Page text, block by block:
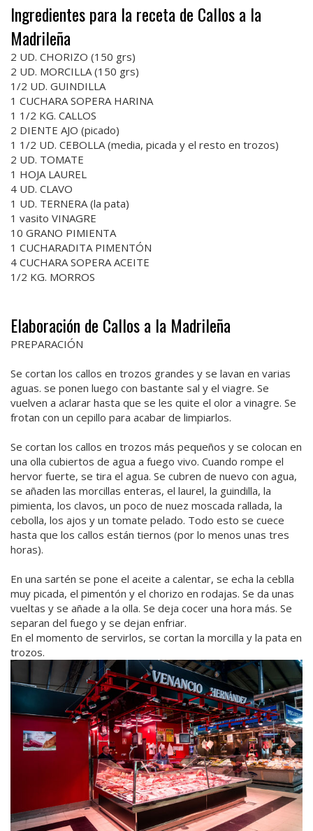
Ingredientes para la receta de Callos a la
Madrileña
2 UD. CHORIZO (150 grs)
2 UD. MORCILLA (150 grs)
1/2 UD. GUINDILLA
1 CUCHARA SOPERA HARINA
1 1/2 KG. CALLOS
2 DIENTE AJO (picado)
1 1/2 UD. CEBOLLA (media, picada y el resto en trozos)
2 UD. TOMATE
1 HOJA LAUREL
4 UD. CLAVO
1 UD. TERNERA (la pata)
1 vasito VINAGRE
10 GRANO PIMIENTA
1 CUCHARADITA PIMENTÓN
4 CUCHARA SOPERA ACEITE
1/2 KG. MORROS
Elaboración de Callos a la Madrileña
PREPARACIÓN
Se cortan los callos en trozos grandes y se lavan en varias
aguas. se ponen luego con bastante sal y el viagre. Se
vuelven a aclarar hasta que se les quite el olor a vinagre. Se
frotan con un cepillo para acabar de limpiarlos.
Se cortan los callos en trozos más pequeños y se colocan en
una olla cubiertos de agua a fuego vivo. Cuando rompe el
hervor fuerte, se tira el agua. Se cubren de nuevo con agua,
se añaden las morcillas enteras, el laurel, la guindilla, la
pimienta, los clavos, un poco de nuez moscada rallada, la
cebolla, los ajos y un tomate pelado. Todo esto se cuece
hasta que los callos están tiernos (por lo menos unas tres
horas).
En una sartén se pone el aceite a calentar, se echa la ceblla
muy picada, el pimentón y el chorizo en rodajas. Se da unas
vueltas y se añade a la olla. Se deja cocer una hora más. Se
separan del fuego y se dejan enfriar.
En el momento de servirlos, se cortan la morcilla y la pata en
trozos.